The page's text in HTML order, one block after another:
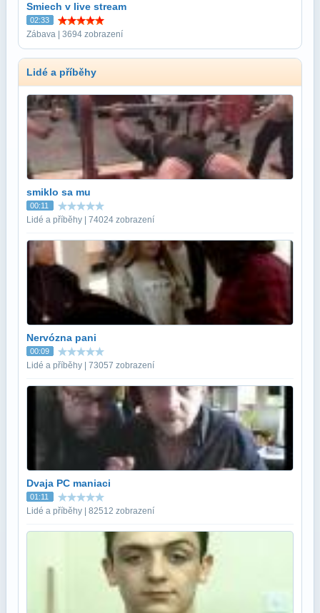
Smiech v live stream
02:33
Zábava | 3694 zobrazení
Lidé a příběhy
smiklo sa mu
00:11
Lidé a příběhy | 74024 zobrazení
Nervózna pani
00:09
Lidé a příběhy | 73057 zobrazení
Dvaja PC maniaci
01:11
Lidé a příběhy | 82512 zobrazení